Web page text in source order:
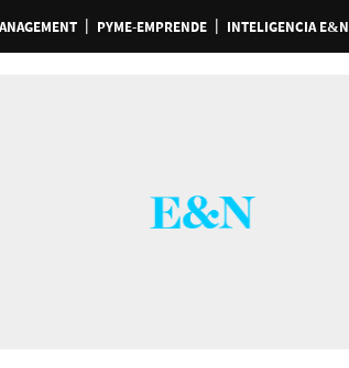
PYME-EMPRENDE INTELIGENCIA E&N